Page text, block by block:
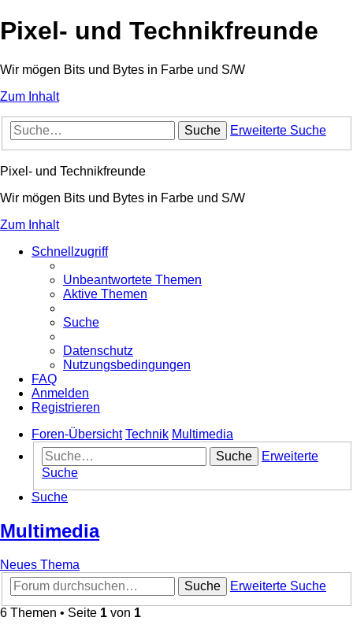
Pixel- und Technikfreunde
Wir mögen Bits und Bytes in Farbe und S/W
Zum Inhalt
Suche Erweiterte Suche
Pixel- und Technikfreunde
Wir mögen Bits und Bytes in Farbe und S/W
Zum Inhalt
Schnellzugriff
Unbeantwortete Themen
Aktive Themen
Suche
Datenschutz
Nutzungsbedingungen
FAQ
Anmelden
Registrieren
Foren-Übersicht Technik Multimedia
Suche
Erweiterte
Suche
Suche
Multimedia
Neues Thema
Suche
Erweiterte Suche
6 Themen • Seite 1 von 1